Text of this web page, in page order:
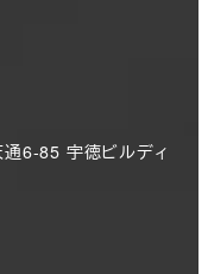
6-85 宇徳ビルディ